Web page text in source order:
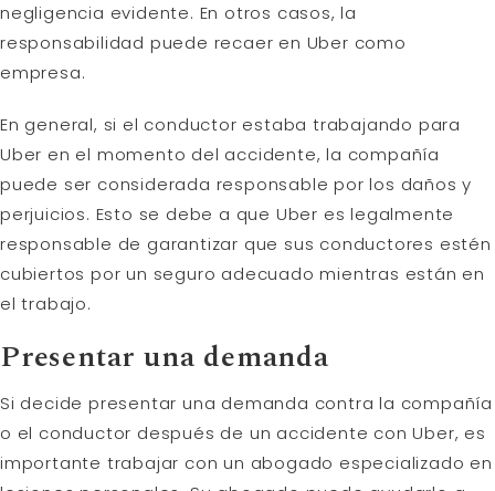
negligencia evidente. En otros casos, la
responsabilidad puede recaer en Uber como
empresa.
En general, si el conductor estaba trabajando para
Uber en el momento del accidente, la compañía
puede ser considerada responsable por los daños y
perjuicios. Esto se debe a que Uber es legalmente
responsable de garantizar que sus conductores estén
cubiertos por un seguro adecuado mientras están en
el trabajo.
Presentar una demanda
Si decide presentar una demanda contra la compañía
o el conductor después de un accidente con Uber, es
importante trabajar con un abogado especializado en